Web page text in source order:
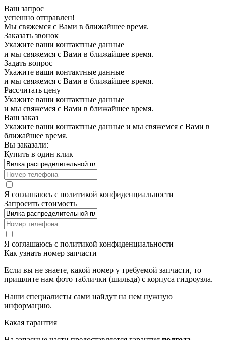
Ваш запрос
успешно отправлен!
Мы свяжемся с Вами в ближайшее время.
Заказать звонок
Укажите ваши контактные данные
и мы свяжемся с Вами в ближайшее время.
Задать вопрос
Укажите ваши контактные данные
и мы свяжемся с Вами в ближайшее время.
Рассчитать цену
Укажите ваши контактные данные
и мы свяжемся с Вами в ближайшее время.
Ваш заказ
Укажите ваши контактные данные и мы свяжемся с Вами в
ближайшее время.
Вы заказали:
Купить в один клик
Я соглашаюсь с политикой конфиденциальности
Запросить стоимость
Я соглашаюсь с политикой конфиденциальности
Как узнать номер запчасти
Если вы не знаете, какой номер у требуемой запчасти, то
пришлите нам фото таблички (шильда) с корпуса гидроузла.
Наши специалисты сами найдут на нем нужную
информацию.
Какая гарантия